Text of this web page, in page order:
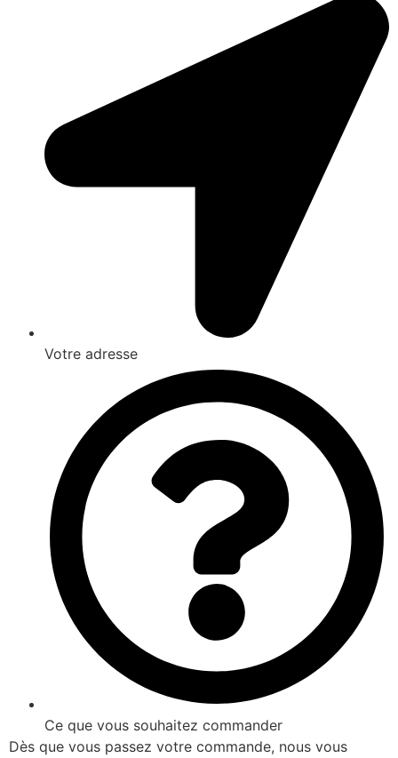
Votre adresse
Ce que vous souhaitez commander
Dès que vous passez votre commande, nous vous